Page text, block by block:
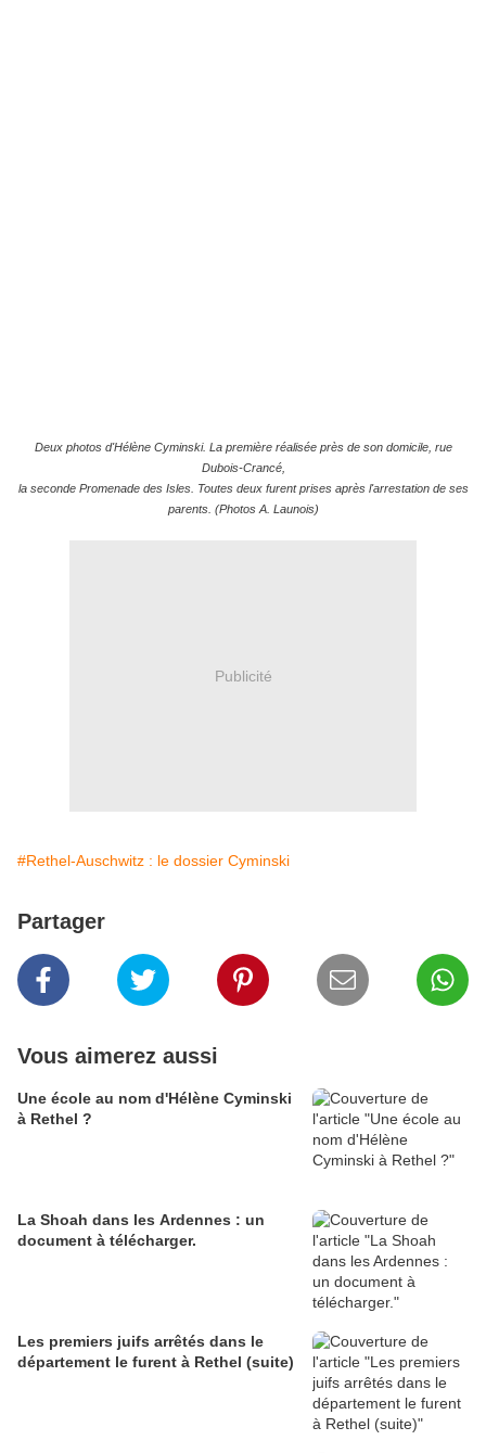
Deux photos d'Hélène Cyminski. La première réalisée près de son domicile, rue
Dubois-Crancé,
la seconde Promenade des Isles. Toutes deux furent prises après l'arrestation de ses
parents. (Photos A. Launois)
Publicité
#Rethel-Auschwitz : le dossier Cyminski
Partager
Vous aimerez aussi
Une école au nom d'Hélène Cyminski
à Rethel ?
La Shoah dans les Ardennes : un
document à télécharger.
Les premiers juifs arrêtés dans le
département le furent à Rethel (suite)